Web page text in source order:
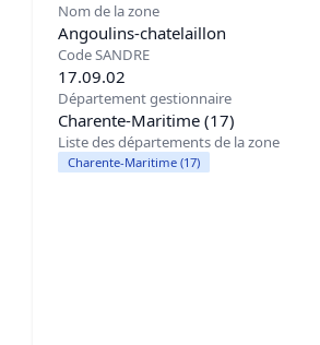
Nom de la zone
Angoulins-chatelaillon
Code SANDRE
17.09.02
Département gestionnaire
Charente-Maritime (17)
Liste des départements de la zone
Charente-Maritime (17)